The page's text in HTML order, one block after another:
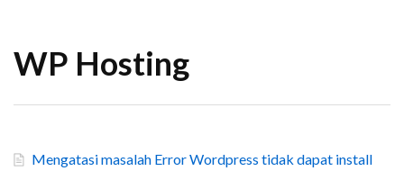
WP Hosting
Mengatasi masalah Error Wordpress tidak dapat install